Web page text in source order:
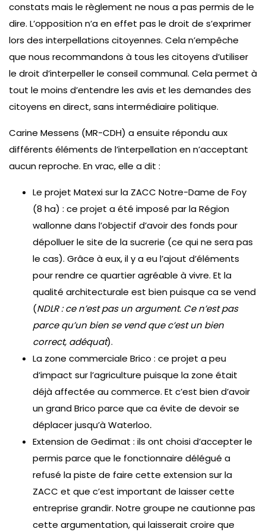
constats mais le règlement ne nous a pas permis de le
dire. L’opposition n’a en effet pas le droit de s’exprimer
lors des interpellations citoyennes. Cela n’empêche
que nous recommandons à tous les citoyens d’utiliser
le droit d’interpeller le conseil communal. Cela permet à
tout le moins d’entendre les avis et les demandes des
citoyens en direct, sans intermédiaire politique.
Carine Messens (MR-CDH) a ensuite répondu aux
différents éléments de l’interpellation en n’acceptant
aucun reproche. En vrac, elle a dit :
Le projet Matexi sur la ZACC Notre-Dame de Foy
(8 ha) : ce projet a été imposé par la Région
wallonne dans l’objectif d’avoir des fonds pour
dépolluer le site de la sucrerie (ce qui ne sera pas
le cas). Grâce à eux, il y a eu l’ajout d’éléments
pour rendre ce quartier agréable à vivre. Et la
qualité architecturale est bien puisque ca se vend
(NDLR : ce n’est pas un argument. Ce n’est pas
parce qu’un bien se vend que c’est un bien
correct, adéquat).
La zone commerciale Brico : ce projet a peu
d’impact sur l’agriculture puisque la zone était
déjà affectée au commerce. Et c’est bien d’avoir
un grand Brico parce que ca évite de devoir se
déplacer jusqu’à Waterloo.
Extension de Gedimat : ils ont choisi d’accepter le
permis parce que le fonctionnaire délégué a
refusé la piste de faire cette extension sur la
ZACC et que c’est important de laisser cette
entreprise grandir. Notre groupe ne cautionne pas
cette argumentation, qui laisserait croire que